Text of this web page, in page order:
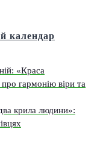
календар
«Краса
про гармонію віри та
крила людини»: